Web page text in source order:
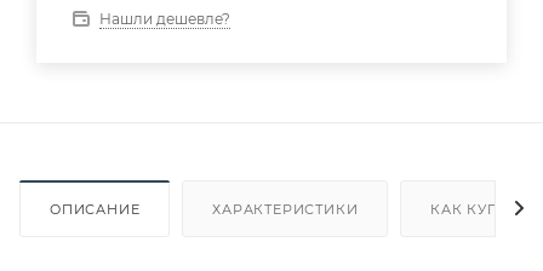
Нашли дешевле?
ОПИСАНИЕ ХАРАКТЕРИСТИКИ КАК КУПИТЬ